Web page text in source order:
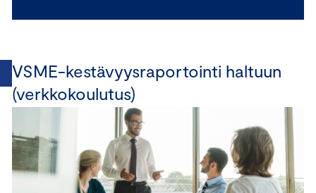
VSME-kestävyysraportointi haltuun
(verkkokoulutus)